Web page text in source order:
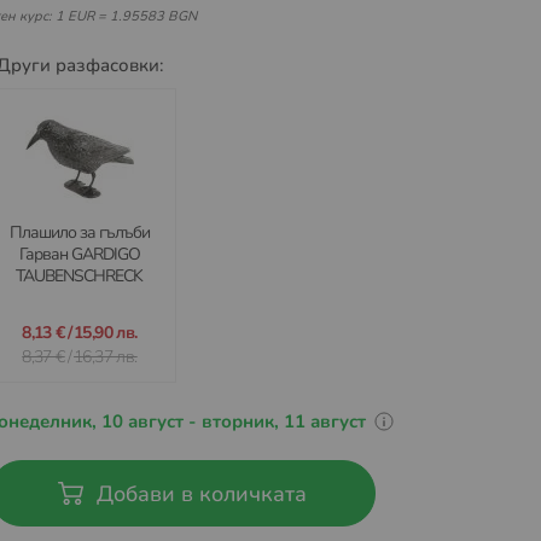
курс: 1 EUR = 1.95583 BGN
разфасовки:
Плашило за гълъби
Гарван GARDIGO
TAUBENSCHRECK
8,13 €/15,90 лв.
8,37 €/16,37 лв.
10 август - вторник, 11 август
Добави в количката